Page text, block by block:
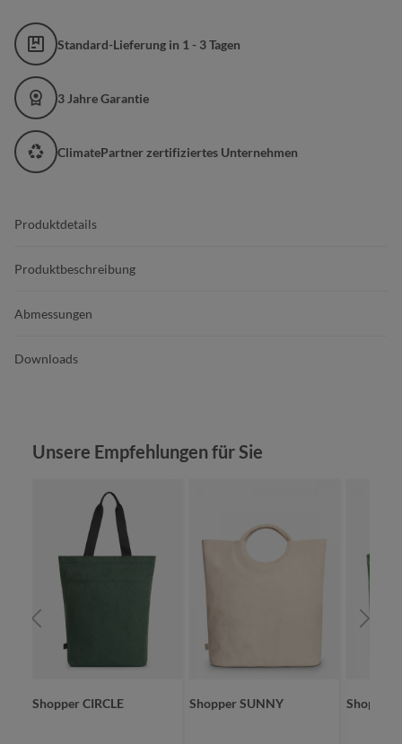
Standard-Lieferung in 1 - 3 Tagen
3 Jahre Garantie
ClimatePartner zertifiziertes Unternehmen
Produktdetails
Produktbeschreibung
Abmessungen
Downloads
Produktgalerie überspringen
Unsere Empfehlungen für Sie
Shopper CIRCLE Shopper SUNNY Shopper